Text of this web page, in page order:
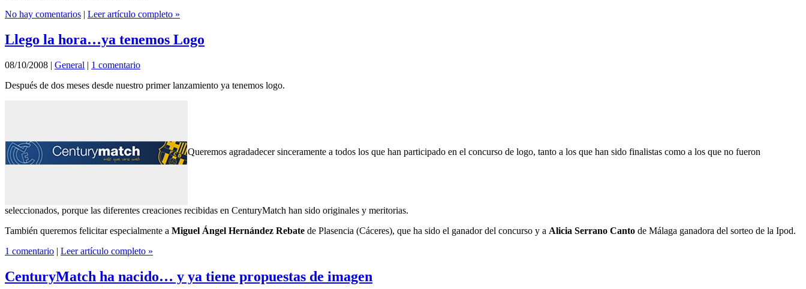
No hay comentarios | Leer artículo completo »
Llego la hora…ya tenemos Logo
08/10/2008 | General | 1 comentario
Después de dos meses desde nuestro primer lanzamiento ya tenemos logo.
Queremos agradadecer sinceramente a todos los que han participado en el concurso de logo, tanto a los que han sido finalistas como a los que no fueron
seleccionados, porque las diferentes creaciones recibidas en CenturyMatch han sido originales y meritorias.
También queremos felicitar especialmente a Miguel Ángel Hernández Rebate de Plasencia (Cáceres), que ha sido el ganador del concurso y a Alicia Serrano Canto de Málaga ganadora del sorteo de la Ipod.
1 comentario | Leer artículo completo »
CenturyMatch ha nacido… y ya tiene propuestas de imagen